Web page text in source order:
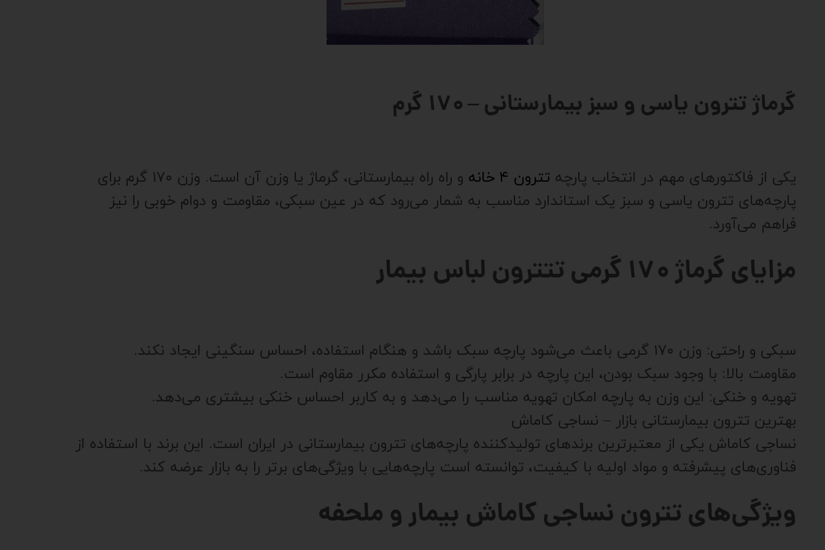
گرماژ تترون یاسی و سبز بیمارستانی – ۱۷۰ گرم
یکی از فاکتورهای مهم در انتخاب پارچه تترون ۴ خانه
و راه راه بیمارستانی، گرماژ یا وزن آن است. وزن ۱۷۰ گرم برای
پارچه‌های تترون یاسی و سبز یک استاندارد مناسب به شمار می‌رود که در عین سبکی، مقاومت و دوام خوبی را نیز
فراهم می‌آورد.
مزایای گرماژ ۱۷۰ گرمی تتترون لباس بیمار
سبکی و راحتی: وزن ۱۷۰ گرمی باعث می‌شود پارچه سبک باشد و هنگام استفاده، احساس سنگینی ایجاد نکند.
مقاومت بالا: با وجود سبک بودن، این پارچه در برابر پارگی و استفاده مکرر مقاوم است.
تهویه و خنکی: این وزن به پارچه امکان تهویه مناسب را می‌دهد و به کاربر احساس خنکی بیشتری می‌دهد.
بهترین تترون بیمارستانی بازار – نساجی کاماش
نساجی کاماش یکی از معتبرترین برندهای تولیدکننده پارچه‌های تترون بیمارستانی در ایران است. این برند با استفاده از
فناوری‌های پیشرفته و مواد اولیه با کیفیت، توانسته است پارچه‌هایی با ویژگی‌های برتر را به بازار عرضه کند.
ویژگی‌های تترون نساجی کاماش بیمار و ملحفه